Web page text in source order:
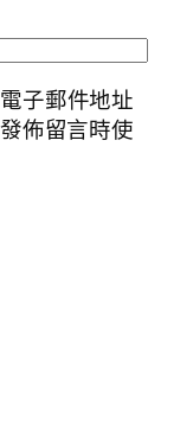
子郵件地址
佈留言時使